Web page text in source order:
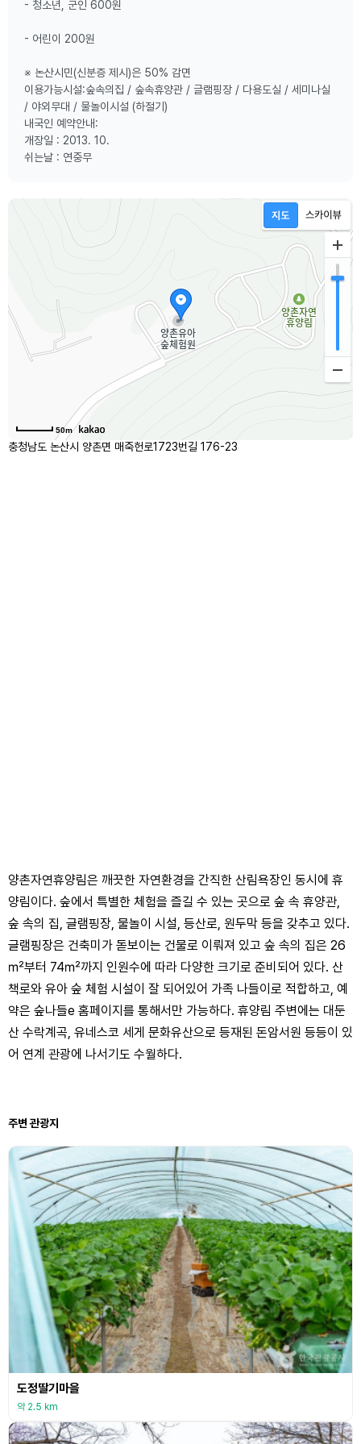
- 청소년, 군인 600원
- 어린이 200원
※ 논산시민(신분증 제시)은 50% 감면
이용가능시설:숲속의집 / 숲속휴양관 / 글램핑장 / 다용도실 / 세미나실
/ 야외무대 / 물놀이시설 (하절기)
내국인 예약안내:
개장일 : 2013. 10.
쉬는날 : 연중무
50m
충청남도 논산시 양촌면 매죽헌로1723번길 176-23
양촌자연휴양림은 깨끗한 자연환경을 간직한 산림욕장인 동시에 휴
양림이다. 숲에서 특별한 체험을 즐길 수 있는 곳으로 숲 속 휴양관,
숲 속의 집, 글램핑장, 물놀이 시설, 등산로, 원두막 등을 갖추고 있다.
글램핑장은 건축미가 돋보이는 건물로 이뤄져 있고 숲 속의 집은 26
㎡부터 74㎡까지 인원수에 따라 다양한 크기로 준비되어 있다. 산
책로와 유아 숲 체험 시설이 잘 되어있어 가족 나들이로 적합하고, 예
약은 숲나들e 홈페이지를 통해서만 가능하다. 휴양림 주변에는 대둔
산 수락계곡, 유네스코 세게 문화유산으로 등재된 돈암서원 등등이 있
어 연계 관광에 나서기도 수월하다.
주변 관광지
도정딸기마을
약 2.5 km